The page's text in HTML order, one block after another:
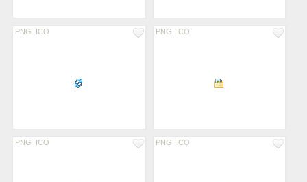
PNG ICO PNG ICO
PNG ICO PNG ICO